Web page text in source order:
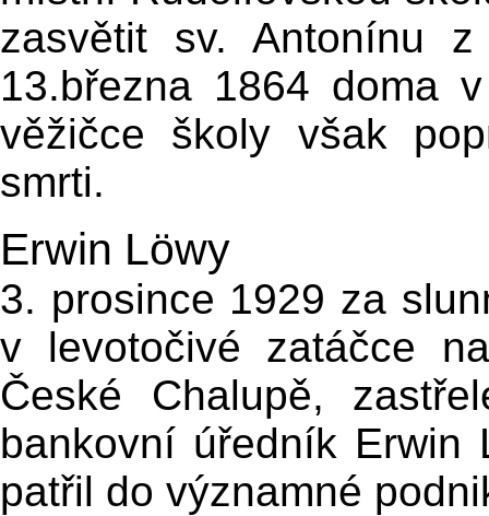
zasvětit sv. Antonínu
13.března 1864 doma
věžičce školy však
smrti.
Erwin Löwy
3. prosince 1929 za
v levotočivé zatáčce
České Chalupě,
bankovní úředník
patřil do významné